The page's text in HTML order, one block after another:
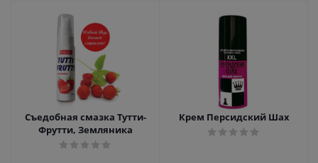
Съедобная смазка Тутти-
Фрутти, Земляника
Крем Персидский Шах